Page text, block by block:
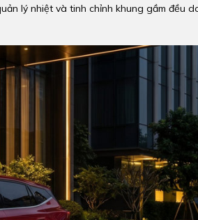
lý nhiệt và tinh chỉnh khung gầm đều